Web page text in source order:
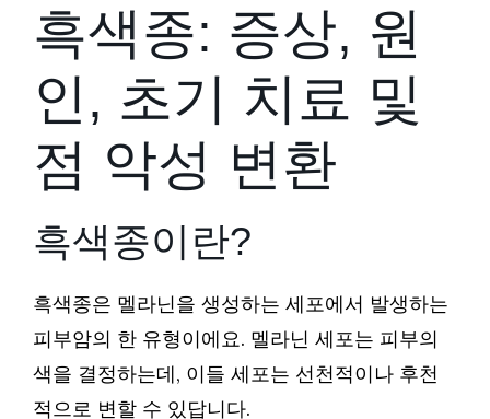
흑색종: 증상, 원
인, 초기 치료 및
점 악성 변환
흑색종이란?
흑색종은 멜라닌을 생성하는 세포에서 발생하는
피부암의 한 유형이에요. 멜라닌 세포는 피부의
색을 결정하는데, 이들 세포는 선천적이나 후천
적으로 변할 수 있답니다.